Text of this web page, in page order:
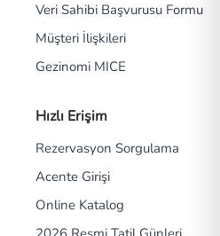
Veri Sahibi Başvurusu Formu
Müşteri İlişkileri
Gezinomi MICE
Hızlı Erişim
Rezervasyon Sorgulama
Acente Girişi
Online Katalog